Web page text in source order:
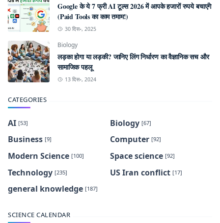
Google के ये 7 फ्री AI टूल्स 2026 में आपके हजारों रुपये बचाएंगे
(Paid Tools का काम तमाम!)
30 दिस॰, 2025
Biology
लड़का होगा या लड़की? जानिए लिंग निर्धारण का वैज्ञानिक सच और
सामाजिक पहलू
13 दिस॰, 2024
CATEGORIES
AI [53] Biology [67]
Business [9] Computer [92]
Modern Science [100] Space science [92]
Technology [235] US Iran conflict [17]
general knowledge [187]
SCIENCE CALENDAR